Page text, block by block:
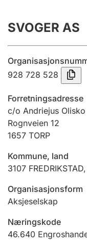
Årsrekneskap
Innsending og
Jeger
Betaling og
SVOGER AS
928 728 528
Forretningsadresse
c/o Andriejus Olisko
Rognveien 12
1657 TORP
Kommune, land
3107 FREDRIKSTAD,
Organisasjonsform
Aksjeselskap
Næringskode
46.640